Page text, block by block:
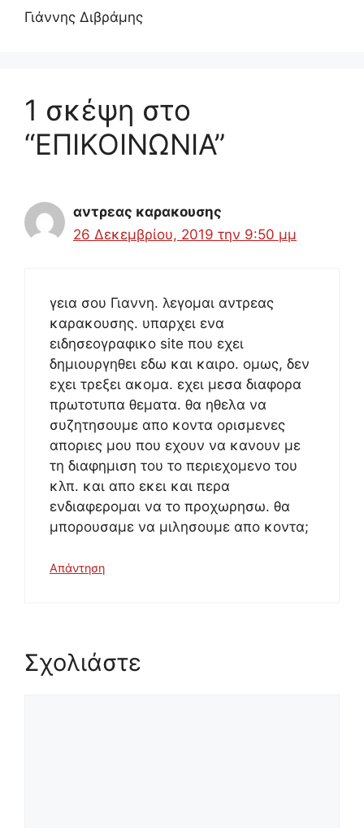
Γιάννης Διβράμης
1 σκέψη στο
“ΕΠΙΚΟΙΝΩΝΙΑ”
αντρεας καρακουσης
26 Δεκεμβρίου, 2019 την 9:50 μμ
γεια σου Γιαννη. λεγομαι αντρεας
καρακουσης. υπαρχει ενα
ειδησεογραφικο site που εχει
δημιουργηθει εδω και καιρο. ομως, δεν
εχει τρεξει ακομα. εχει μεσα διαφορα
πρωτοτυπα θεματα. θα ηθελα να
συζητησουμε απο κοντα ορισμενες
αποριες μου που εχουν να κανουν με
τη διαφημιση του το περιεχομενο του
κλπ. και απο εκει και περα
ενδιαφερομαι να το προχωρησω. θα
μπορουσαμε να μιλησουμε απο κοντα;
Απάντηση
Σχολιάστε